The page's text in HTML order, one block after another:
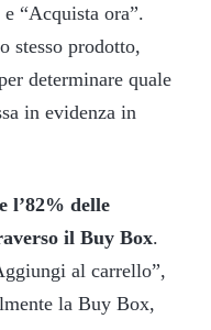
“Acquista ora”.
stesso prodotto,
determinare quale
in evidenza in
l’82% delle
il Buy Box.
al carrello”,
la Buy Box,